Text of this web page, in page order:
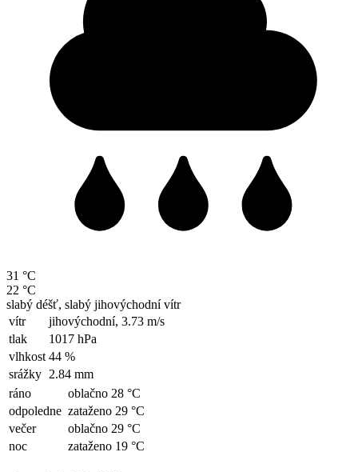
31 °C
22 °C
slabý déšť, slabý jihovýchodní vítr
vítr
jihovýchodní, 3.73 m/s
tlak
1017 hPa
vlhkost 44 %
srážky 2.84 mm
ráno
oblačno 28 °C
odpoledne zataženo 29 °C
večer
oblačno 29 °C
noc
zataženo 19 °C